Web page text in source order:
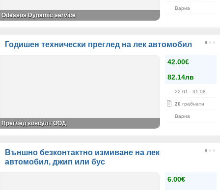
Варна
Odessos Dynamic service
Годишен технически преглед на лек автомобил
42.00€
82.14лв
22.01 - 31.08
20 грабнати
Варна
Преглед консулт ООД
Външно безконтактно измиване на лек
автомобил, джип или бус
6.00€